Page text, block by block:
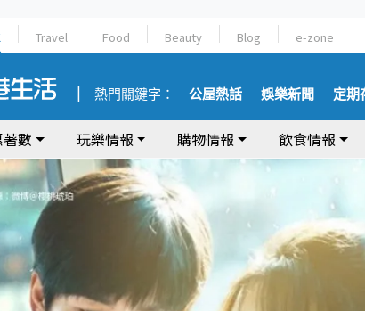
Travel Food Beauty Blog e-zone
熱門關鍵字： 公屋熱話 娛樂新聞 定期
數 玩樂情報 購物情報 飲食情報